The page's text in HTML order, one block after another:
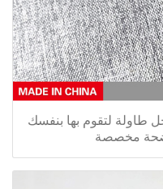
طاولة لتقوم بها بنفسك
مخصصة